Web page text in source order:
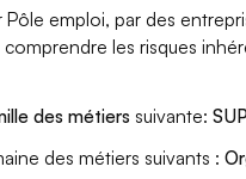
emploi, par des
les risques
des métiers suivante:
des métiers suivants :